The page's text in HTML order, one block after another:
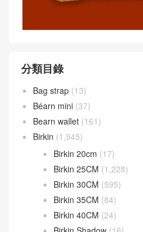
Article WeChat :